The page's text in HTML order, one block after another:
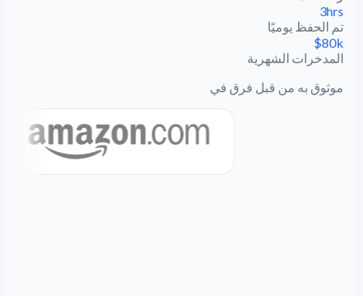
3hrs
تم الحفظ يوميًا
$80k
المدخرات الشهرية
موثوق به من قبل فرق في